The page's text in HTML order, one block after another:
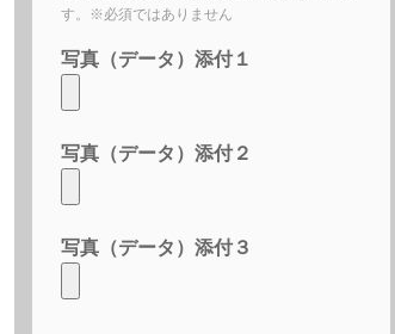
す。※必須ではありません
写真（データ）添付１
写真（データ）添付２
写真（データ）添付３